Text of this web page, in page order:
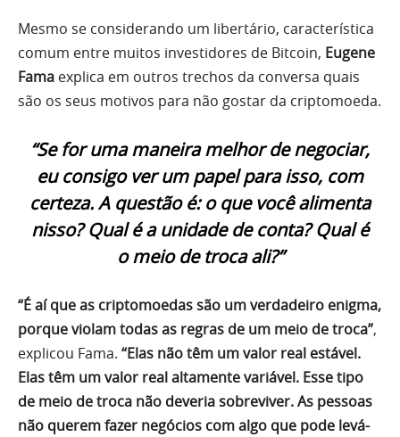
Mesmo se considerando um libertário, característica
comum entre muitos investidores de Bitcoin, Eugene
Fama explica em outros trechos da conversa quais
são os seus motivos para não gostar da criptomoeda.
“Se for uma maneira melhor de negociar,
eu consigo ver um papel para isso, com
certeza. A questão é: o que você alimenta
nisso? Qual é a unidade de conta? Qual é
o meio de troca ali?”
“É aí que as criptomoedas são um verdadeiro enigma,
porque violam todas as regras de um meio de troca”,
explicou Fama. “Elas não têm um valor real estável.
Elas têm um valor real altamente variável. Esse tipo
de meio de troca não deveria sobreviver. As pessoas
não querem fazer negócios com algo que pode levá-